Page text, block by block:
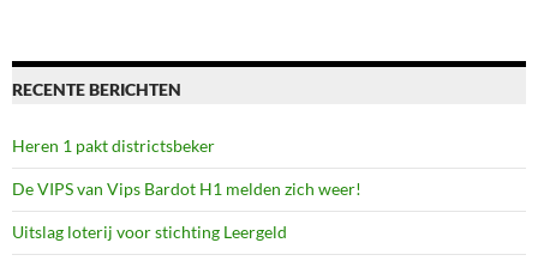
RECENTE BERICHTEN
Heren 1 pakt districtsbeker
De VIPS van Vips Bardot H1 melden zich weer!
Uitslag loterij voor stichting Leergeld